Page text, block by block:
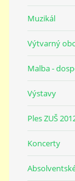
Muzikál
Výtvarný
Malba -
Výstavy
Ples ZUŠ
Koncerty